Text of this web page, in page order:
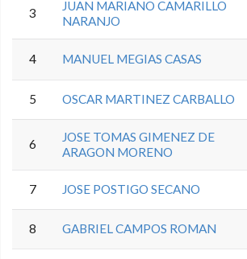
3
JUAN MARIANO CAMARILLO
NARANJO
4 MANUEL MEGIAS CASAS
5 OSCAR MARTINEZ CARBALLO
6
JOSE TOMAS GIMENEZ DE
ARAGON MORENO
7 JOSE POSTIGO SECANO
8 GABRIEL CAMPOS ROMAN